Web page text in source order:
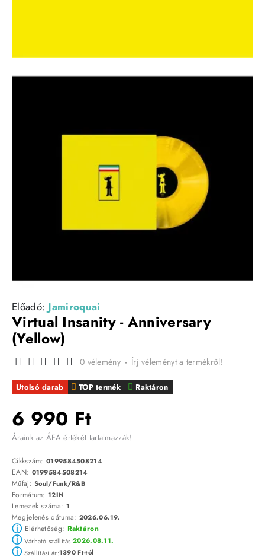
Előadó: Jamiroquai
Virtual Insanity - Anniversary
(Yellow)
TOP termék Raktáron
Utolsó darab
0 vélemény - Írj véleményt a termékről!
6 990 Ft
Áraink az ÁFA értékét tartalmazzák!
Cikkszám: 0199584508214
EAN: 0199584508214
Műfaj:Soul/Funk/R&B
Formátum: 12IN
Lemezek száma: 1
Megjelenés dátuma: 2026.06.19.
ⓘElérhetőség: Raktáron
ⓘVárható szállítás:2026.08.11.
ⓘSzállítási ár:1390 Ft-tól